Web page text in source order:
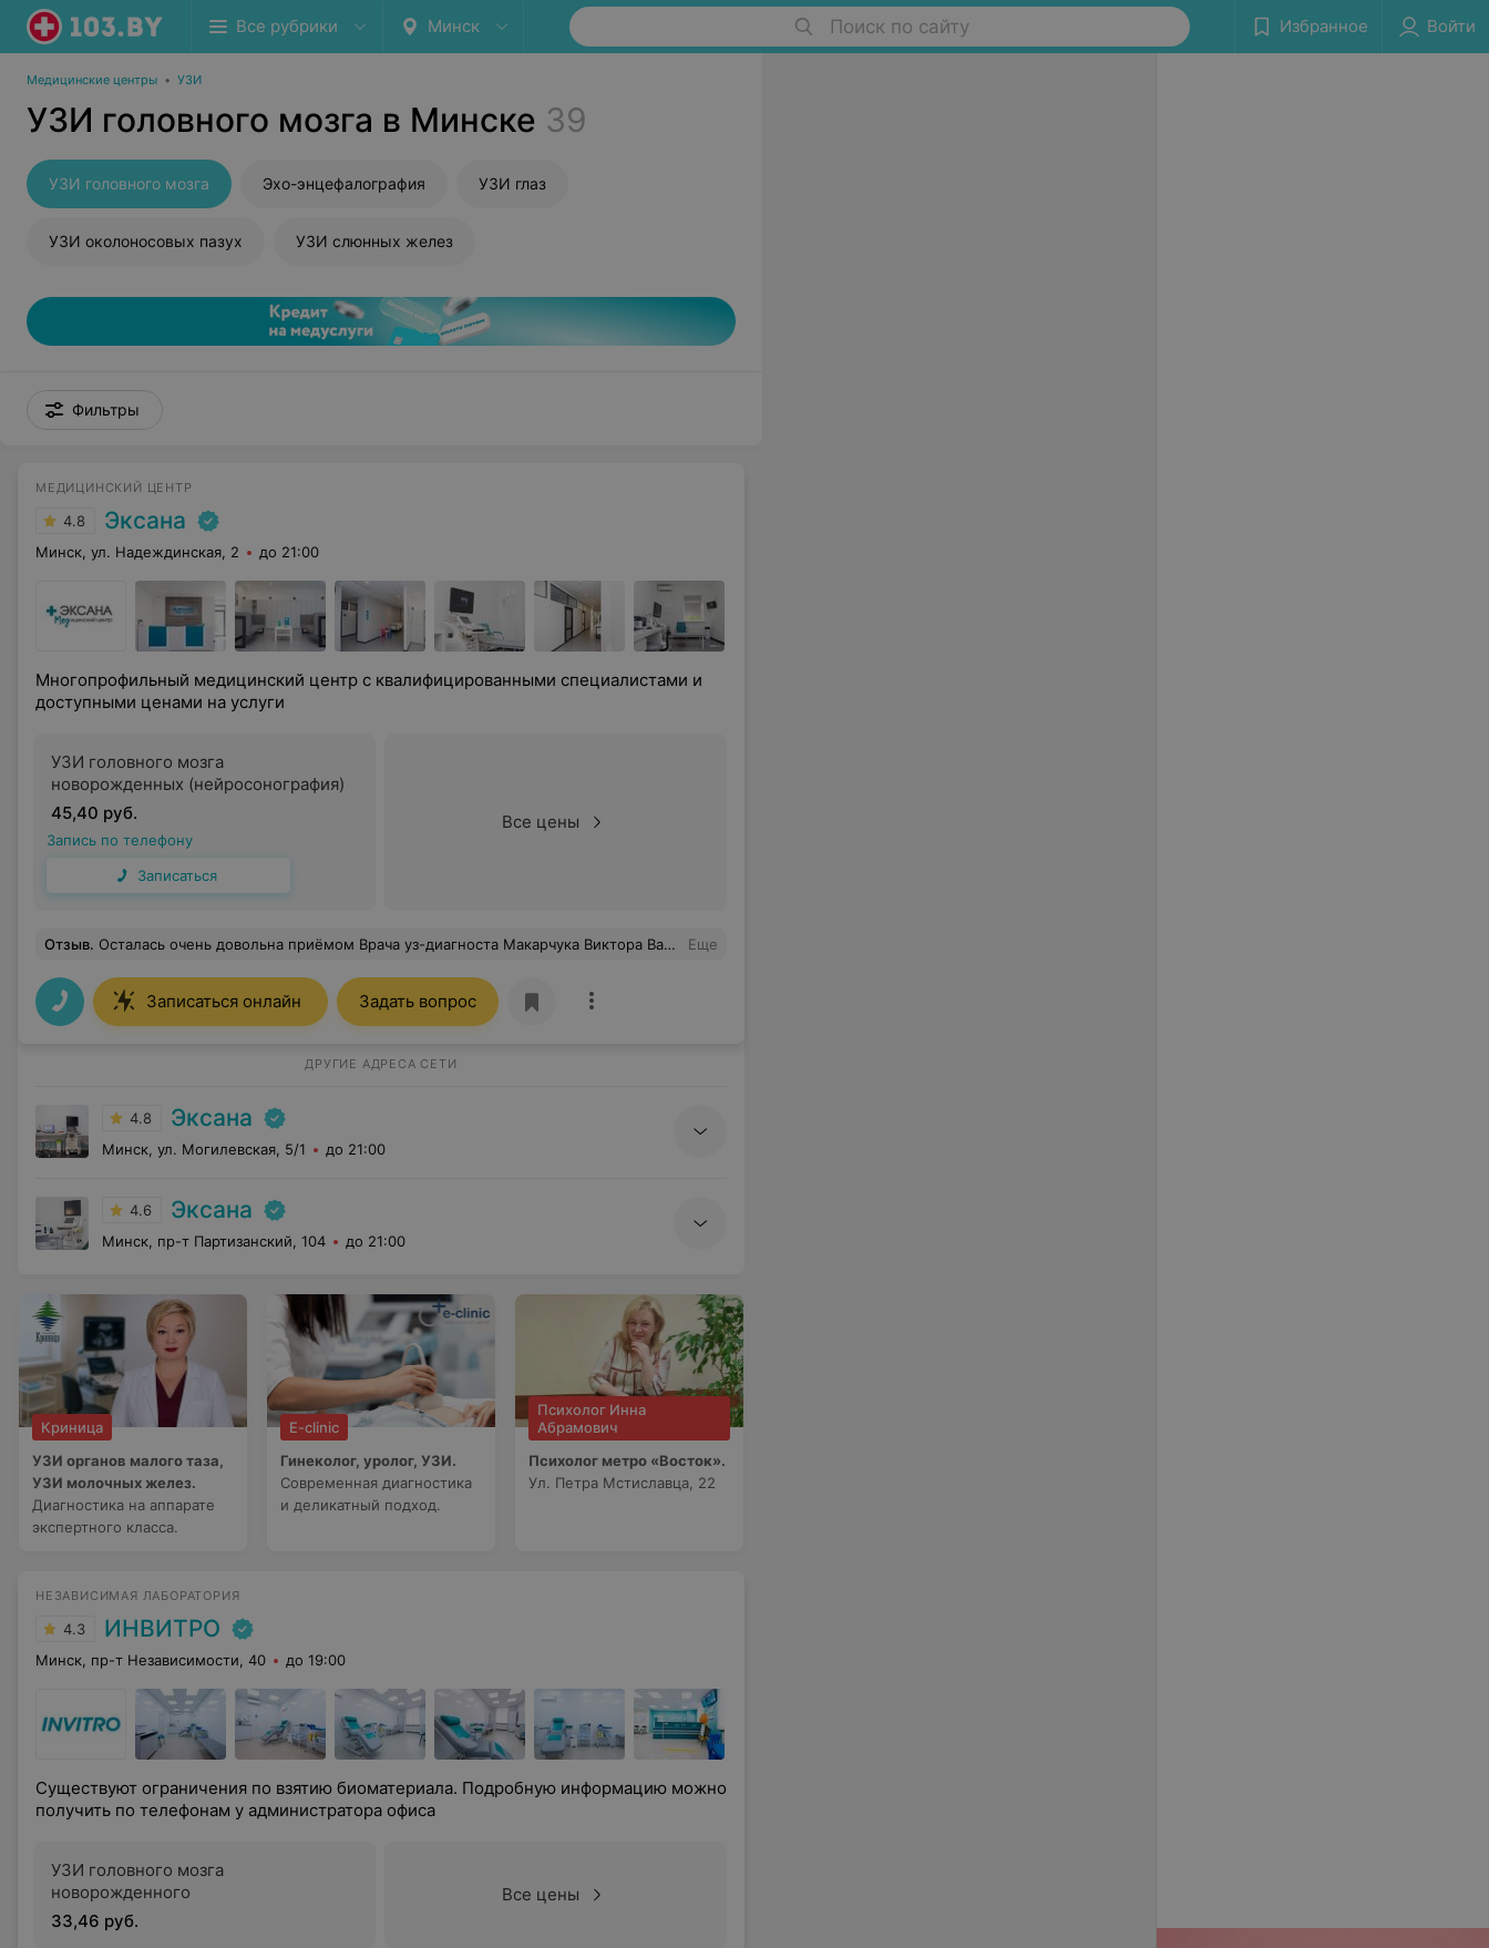
Все рубрики Минск Поиск по сайту Избранное Войти
Медицинские центры • УЗИ
УЗИ головного мозга в Минске 39
УЗИ головного мозга Эхо-энцефалография УЗИ глаз
УЗИ околоносовых пазух УЗИ слюнных желез
Фильтры
МЕДИЦИНСКИЙ ЦЕНТР
4.8 Эксана
Минск, ул. Надеждинская, 2 до 21:00
Многопрофильный медицинский центр с квалифицированными специалистами и
доступными ценами на услуги
УЗИ головного мозга
новорожденных (нейросонография)
45,40 руб.
Запись по телефону
Записаться
Все цены
Отзыв. Осталась очень довольна приёмом Врача уз-диагноста Макарчука Виктора Валерьевича. Очень профессиональный и внимательный специалист. Делала у него УЗДГ брахиоцефальных артерий с ТКДГ. Рекомендую. Спасибо врачу и медицинскому центру. Еще
Записаться онлайн Задать вопрос
ДРУГИЕ АДРЕСА СЕТИ
4.8 Эксана
Минск, ул. Могилевская, 5/1 до 21:00
4.6 Эксана
Минск, пр-т Партизанский, 104 до 21:00
Криница
УЗИ органов малого таза,
УЗИ молочных желез.
Диагностика на аппарате
экспертного класса.
E-clinic
Гинеколог, уролог, УЗИ.
Современная диагностика
и деликатный подход.
Психолог Инна
Абрамович
Психолог метро «Восток».
Ул. Петра Мстиславца, 22
НЕЗАВИСИМАЯ ЛАБОРАТОРИЯ
4.3 ИНВИТРО
Минск, пр-т Независимости, 40 до 19:00
Существуют ограничения по взятию биоматериала. Подробную информацию можно
получить по телефонам у администратора офиса
УЗИ головного мозга
новорожденного
33,46 руб.
Все цены